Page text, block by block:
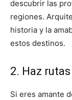
descubrir las
regiones.
historia y la
estos destinos.
2. Haz
Si eres amante